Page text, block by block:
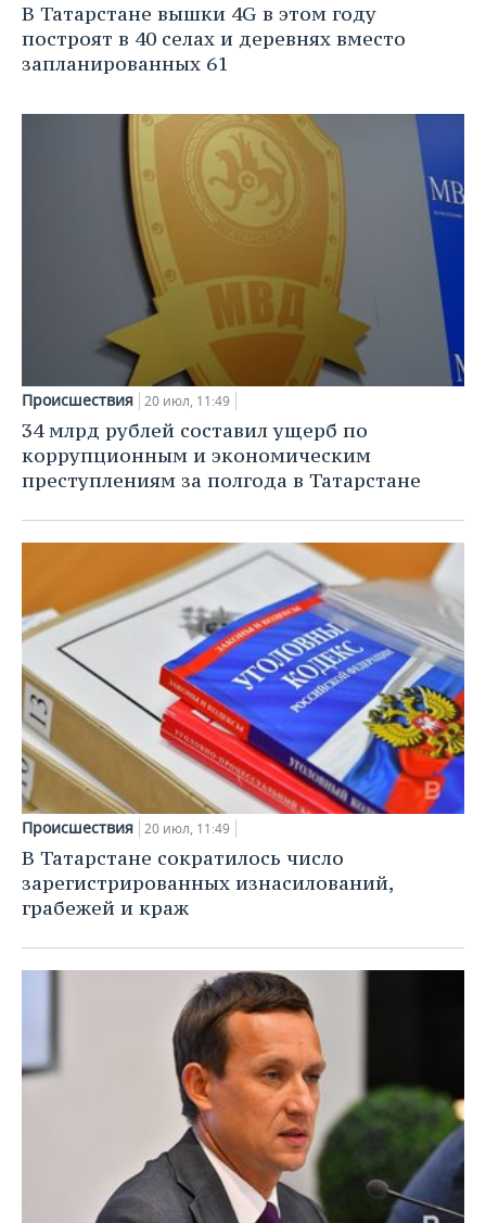
В Татарстане вышки 4G в этом году
построят в 40 селах и деревнях вместо
запланированных 61
Происшествия 20 июл, 11:49
34 млрд рублей составил ущерб по
коррупционным и экономическим
преступлениям за полгода в Татарстане
Происшествия 20 июл, 11:49
В Татарстане сократилось число
зарегистрированных изнасилований,
грабежей и краж